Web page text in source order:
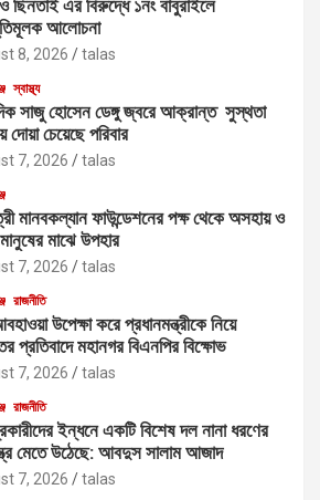
ছিনতাই এর বিরুদ্ধে ১নং বাবুরাইলে
আলোচনা
8, 2026 talas
স্বাস্থ্য
সাজু হোসেন ডেঙ্গু জ্বরে আক্রান্ত সুস্থতা
দোয়া চেয়েছে পরিবার
7, 2026 talas
মানবকল্যান ফাউন্ডেশনের পক্ষ থেকে অসহায় ও
মাঝে উপহার
7, 2026 talas
রাজনীতি
উপেক্ষা করে প্রধানমন্ত্রীকে নিয়ে
প্রতিবাদে মহানগর বিএনপির বিক্ষোভ
7, 2026 talas
রাজনীতি
ইন্ধনে একটি বিশেষ দল নানা ধরণের
মেতে উঠেছে: আবদুস সালাম আজাদ
7, 2026 talas